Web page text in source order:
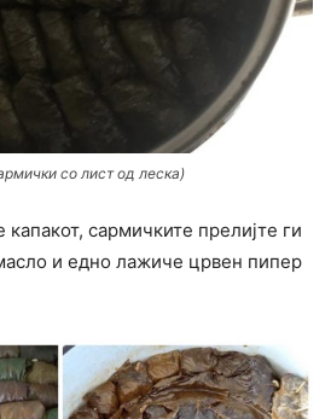
со лист од леска)
капакот, сармичките прелијте ги
и едно лажиче црвен пипер